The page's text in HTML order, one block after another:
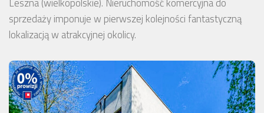
Leszna (wielkopolskie). Nieruchomość komercyjna do
sprzedaży imponuje w pierwszej kolejności fantastyczną
lokalizacją w atrakcyjnej okolicy.